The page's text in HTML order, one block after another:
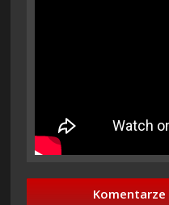
Komentarze